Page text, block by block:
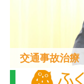
交通事故治療